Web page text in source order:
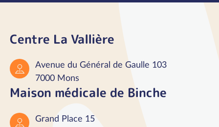
Centre La Vallière
Avenue du Général de Gaulle 103
7000 Mons
Maison médicale de Binche
Grand Place 15